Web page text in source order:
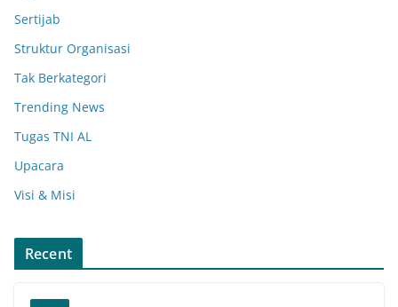
Sertijab
Struktur Organisasi
Tak Berkategori
Trending News
Tugas TNI AL
Upacara
Visi & Misi
Recent